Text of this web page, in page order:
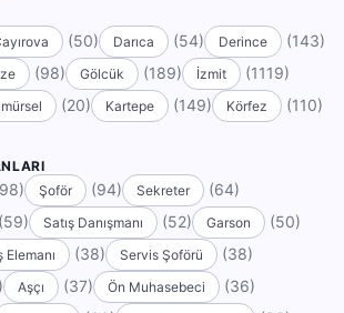
(50) Darıca (54) Derince (143)
(98) Gölcük (189) İzmit (1119)
(20) Kartepe (149) Körfez (110)
Şoför (94) Sekreter (64)
(59) Satış Danışmanı (52) Garson (50)
Elemanı (38) Servis Şoförü (38)
Aşçı (37) Ön Muhasebeci (36)